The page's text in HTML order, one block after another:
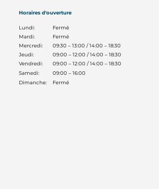
Horaires d'ouverture
Fermé
09:30 – 13:00 / 14:00 – 18:30
Fermé
09:00 – 12:00 / 14:00 – 18:30
09:00 – 12:00 / 14:00 – 18:30
09:00 – 16:00
Fermé
Lundi:
Mardi:
Mercredi:
Jeudi:
Vendredi:
Samedi:
Dimanche: